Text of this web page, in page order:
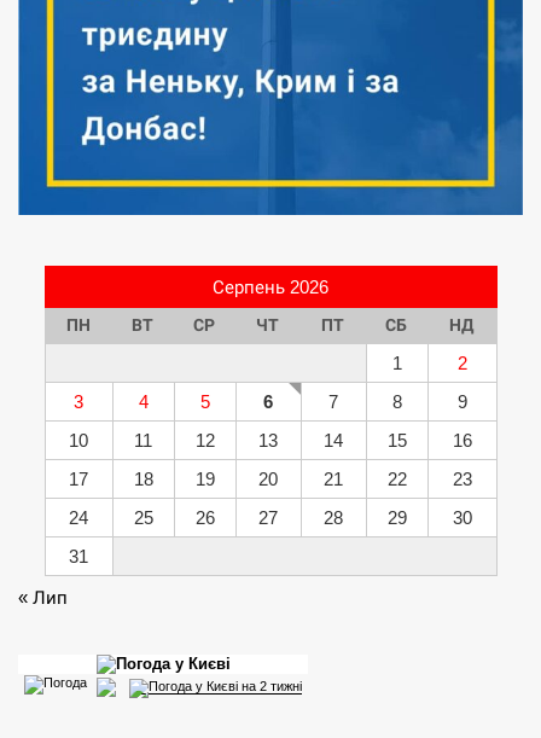
Серпень 2026
ПН ВТ СР ЧТ ПТ СБ НД
1
2
3
4 5 6 7 8
9
10
11 12 13 14 15
16
17
18 19 20 21 22
23
24
25 26 27 28 29
30
31
« Лип